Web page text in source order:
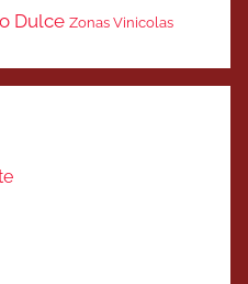
Dulce Zonas Vinicolas